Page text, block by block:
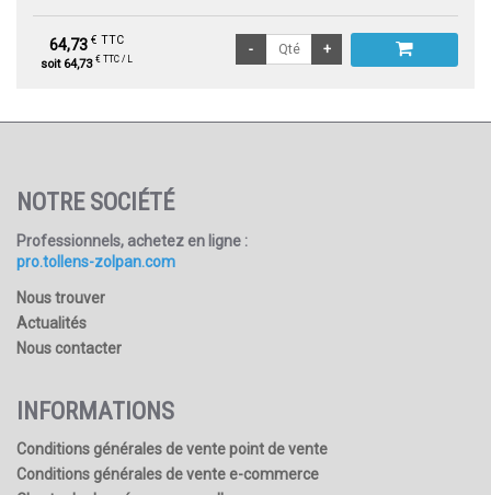
64,73 € TTC
soit 64,73 € TTC / L
NOTRE SOCIÉTÉ
Professionnels, achetez en ligne :
pro.tollens-zolpan.com
Nous trouver
Actualités
Nous contacter
INFORMATIONS
Conditions générales de vente point de vente
Conditions générales de vente e-commerce